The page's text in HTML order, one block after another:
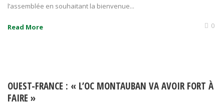
l’assemblée en souhaitant la bienvenue...
Read More 0
OUEST-FRANCE : « L’OC MONTAUBAN VA AVOIR FORT À
FAIRE »